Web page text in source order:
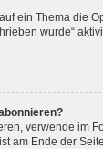
ein Thema die
wurde“
verwende im
am Ende der